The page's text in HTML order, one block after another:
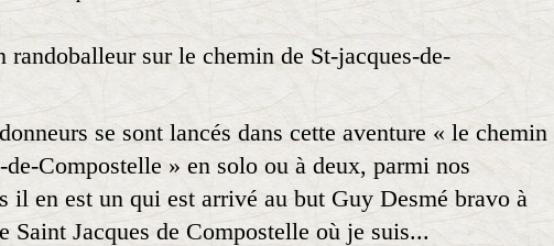
se sont lancés dans cette aventure « le chemin
de-Compostelle » en solo ou à deux, parmi nos
il en est un qui est arrivé au but Guy Desmé bravo à
Saint Jacques de Compostelle où je suis...